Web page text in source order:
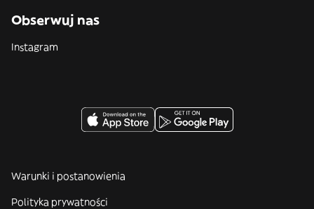
Obserwuj nas
Instagram
Warunki i postanowienia
Polityka prywatności